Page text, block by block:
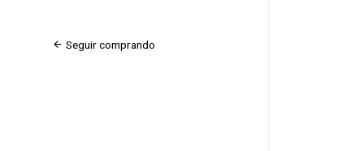
Seguir comprando